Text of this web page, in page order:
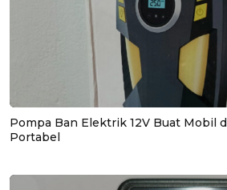
Pompa Ban Elektrik 12V Buat Mobil
Portabel